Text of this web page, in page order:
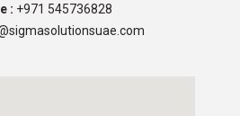
: +971 545736828